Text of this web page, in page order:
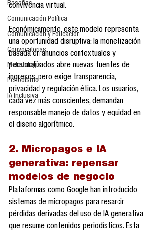
Reseñas
Comunicación Política
Comunicación y Educación
Convocatorias
Metodología
Periodismo
IA Inclusiva
convivencia virtual.
Económicamente, este modelo representa
una oportunidad disruptiva: la monetización
basada en anuncios contextuales y
personalizados abre nuevas fuentes de
ingresos, pero exige transparencia,
privacidad y regulación ética. Los usuarios,
cada vez más conscientes, demandan
responsable manejo de datos y equidad en
el diseño algorítmico.
2. Micropagos e IA
generativa: repensar
modelos de negocio
Plataformas como Google han introducido
sistemas de micropagos para resarcir
pérdidas derivadas del uso de IA generativa
que resume contenidos periodísticos. Esta